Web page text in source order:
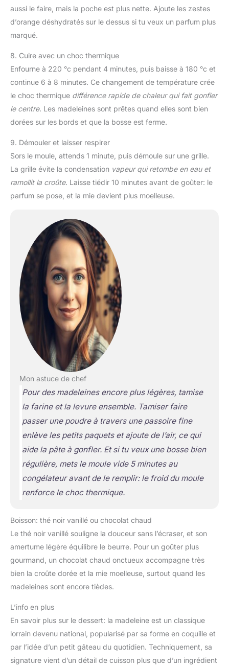
aussi le faire, mais la poche est plus nette. Ajoute les zestes
d’orange déshydratés sur le dessus si tu veux un parfum plus
marqué.
8. Cuire avec un choc thermique
Enfourne à 220 °c pendant 4 minutes, puis baisse à 180 °c et
continue 6 à 8 minutes. Ce changement de température crée
le choc thermique différence rapide de chaleur qui fait gonfler
le centre. Les madeleines sont prêtes quand elles sont bien
dorées sur les bords et que la bosse est ferme.
9. Démouler et laisser respirer
Sors le moule, attends 1 minute, puis démoule sur une grille.
La grille évite la condensation vapeur qui retombe en eau et
ramollit la croûte. Laisse tiédir 10 minutes avant de goûter: le
parfum se pose, et la mie devient plus moelleuse.
Mon astuce de chef
Pour des madeleines encore plus légères, tamise
la farine et la levure ensemble. Tamiser faire
passer une poudre à travers une passoire fine
enlève les petits paquets et ajoute de l’air, ce qui
aide la pâte à gonfler. Et si tu veux une bosse bien
régulière, mets le moule vide 5 minutes au
congélateur avant de le remplir: le froid du moule
renforce le choc thermique.
Boisson: thé noir vanillé ou chocolat chaud
Le thé noir vanillé souligne la douceur sans l’écraser, et son
amertume légère équilibre le beurre. Pour un goûter plus
gourmand, un chocolat chaud onctueux accompagne très
bien la croûte dorée et la mie moelleuse, surtout quand les
madeleines sont encore tièdes.
L’info en plus
En savoir plus sur le dessert: la madeleine est un classique
lorrain devenu national, popularisé par sa forme en coquille et
par l’idée d’un petit gâteau du quotidien. Techniquement, sa
signature vient d’un détail de cuisson plus que d’un ingrédient